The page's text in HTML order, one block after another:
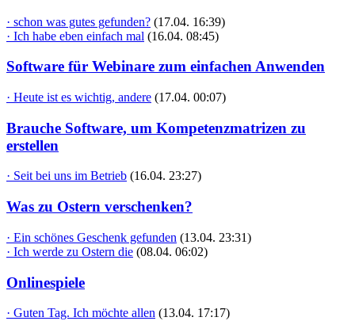
· schon was gutes gefunden? (17.04. 16:39)
· Ich habe eben einfach mal (16.04. 08:45)
Software für Webinare zum einfachen Anwenden
· Heute ist es wichtig, andere (17.04. 00:07)
Brauche Software, um Kompetenzmatrizen zu
erstellen
· Seit bei uns im Betrieb (16.04. 23:27)
Was zu Ostern verschenken?
· Ein schönes Geschenk gefunden (13.04. 23:31)
· Ich werde zu Ostern die (08.04. 06:02)
Onlinespiele
· Guten Tag. Ich möchte allen (13.04. 17:17)